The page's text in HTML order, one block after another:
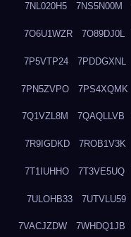
7NL020H5 7NS5N00M
7O6U1WZR 7O89DJ0L
7P5VTP24 7PDDGXNL
7PN5ZVPO 7PS4XQMK
7Q1VZL8M 7QAQLLVB
7R9IGDKD 7ROB1V3K
7T1IUHHO 7T3VE5UQ
7ULOHB33 7UTVLU59
7VACJZDW 7WHDQ1JB